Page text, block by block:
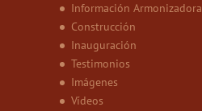
Información Armonizadora
Construcción
Inauguración
Testimonios
Imágenes
Vídeos